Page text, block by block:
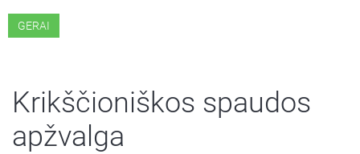
GERAI
Krikščioniškos spaudos
apžvalga